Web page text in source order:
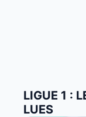
LIGUE 1 :
LUES